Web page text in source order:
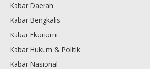
Kabar Daerah
Kabar Bengkalis
Kabar Ekonomi
Kabar Hukum & Politik
Kabar Nasional